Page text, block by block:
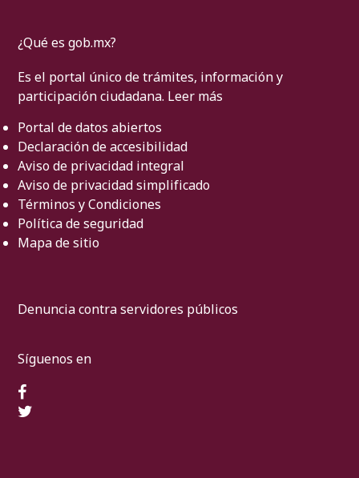
¿Qué es gob.mx?
Es el portal único de trámites, información y
participación ciudadana. Leer más
Portal de datos abiertos
Declaración de accesibilidad
Aviso de privacidad integral
Aviso de privacidad simplificado
Términos y Condiciones
Política de seguridad
Mapa de sitio
Denuncia contra servidores públicos
Síguenos en